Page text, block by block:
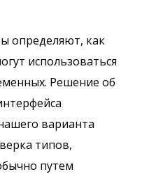
определяют, как
использоваться
Решение об
варианта
типов,
путем